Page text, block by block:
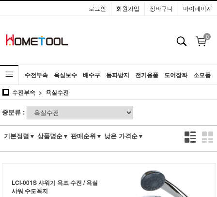
로그인 회원가입 장바구니 마이페이지
0
수전부속 욕실보수 배수구 동파방지 전기용품 도어잡화 소모품
공구수전부속 욕실수전
중분류 :
기본정렬▼ 상품명순▼ 판매순위▼ 낮은 가격순▼
LCI-001S 샤워기 욕조 수전 / 욕실
샤워 수도꼭지